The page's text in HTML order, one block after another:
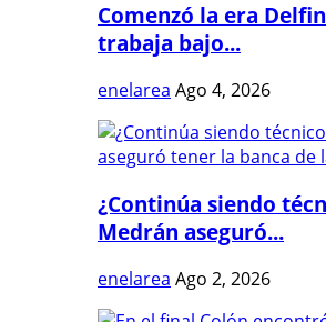
Comenzó la era
trabaja bajo...
enelarea Ago 4, 2026
¿Continúa siendo
Medrán aseguró...
enelarea Ago 2, 2026